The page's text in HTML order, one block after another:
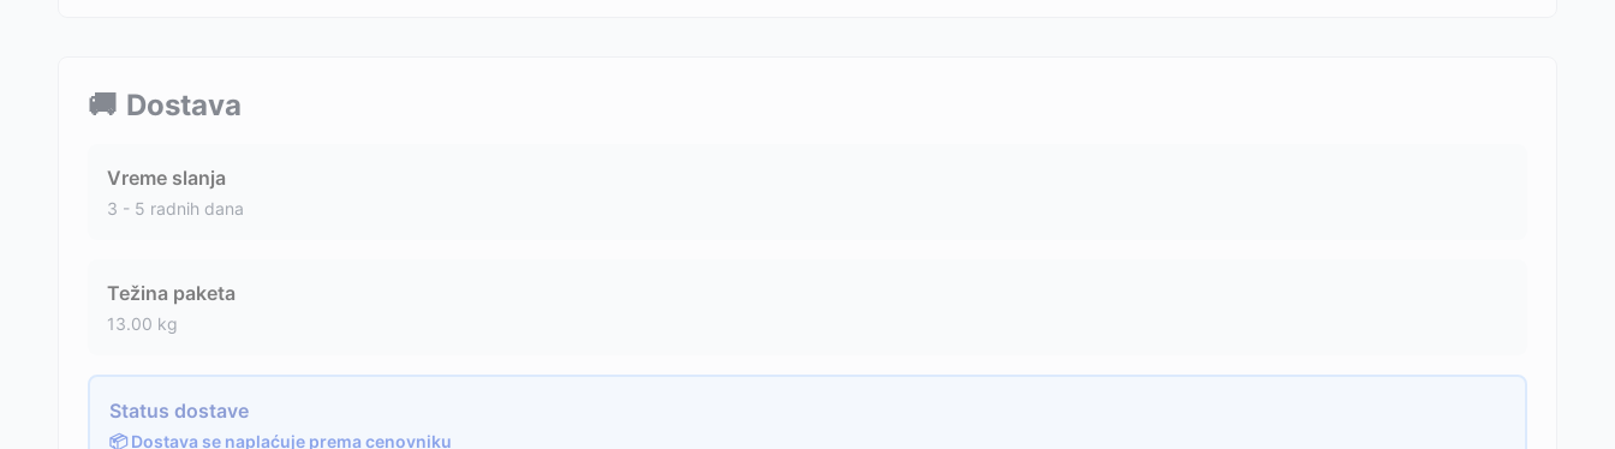
🚚 Dostava
Vreme slanja
3 - 5 radnih dana
Težina paketa
13.00 kg
Status dostave
📦 Dostava se naplaćuje prema cenovniku